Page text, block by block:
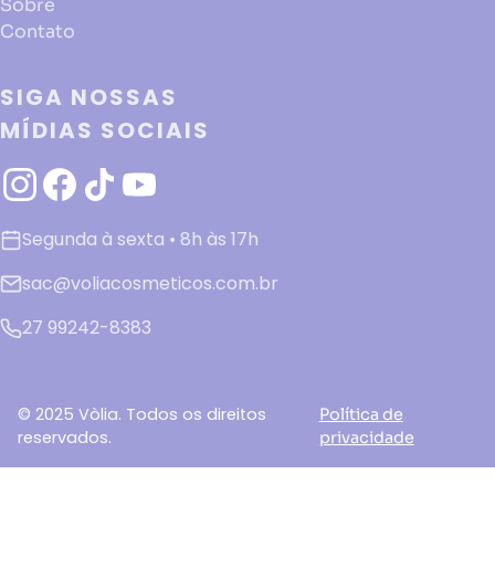
Sobre
Contato
SIGA NOSSAS
MÍDIAS SOCIAIS
Segunda à sexta • 8h às 17h
sac@voliacosmeticos.com.br
27 99242-8383
© 2025 Vòlia. Todos os direitos
reservados.
Política de
privacidade